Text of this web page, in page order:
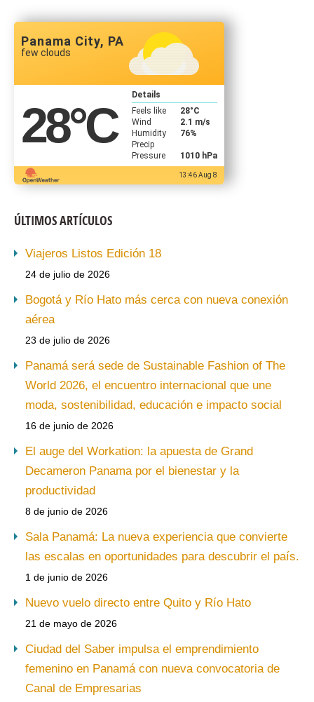
Panama City, PA
few clouds
28°C
Details
Feels like
28°C
Wind
2.1 m/s
Humidity
76%
Precip
Pressure
1010 hPa
13:46 Aug 8
ÚLTIMOS ARTÍCULOS
Viajeros Listos Edición 18
24 de julio de 2026
Bogotá y Río Hato más cerca con nueva conexión
aérea
23 de julio de 2026
Panamá será sede de Sustainable Fashion of The
World 2026, el encuentro internacional que une
moda, sostenibilidad, educación e impacto social
16 de junio de 2026
El auge del Workation: la apuesta de Grand
Decameron Panama por el bienestar y la
productividad
8 de junio de 2026
Sala Panamá: La nueva experiencia que convierte
las escalas en oportunidades para descubrir el país.
1 de junio de 2026
Nuevo vuelo directo entre Quito y Río Hato
21 de mayo de 2026
Ciudad del Saber impulsa el emprendimiento
femenino en Panamá con nueva convocatoria de
Canal de Empresarias